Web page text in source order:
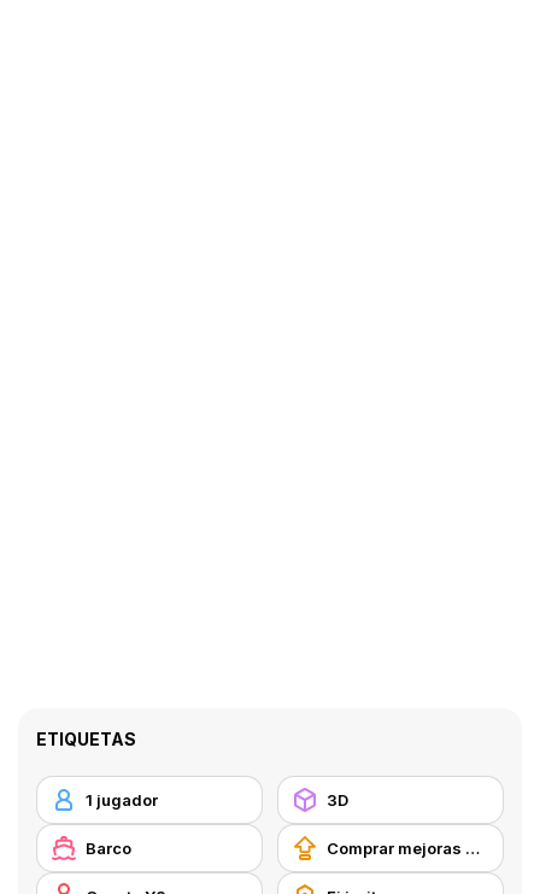
ETIQUETAS
1 jugador 3D
Barco Comprar mejoras de equipamiento